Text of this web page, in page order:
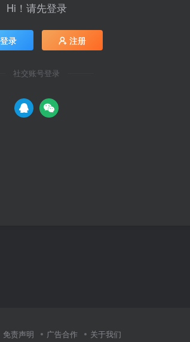
Hi！请先登录
登录 注册
社交账号登录
免责声明 广告合作 关于我们